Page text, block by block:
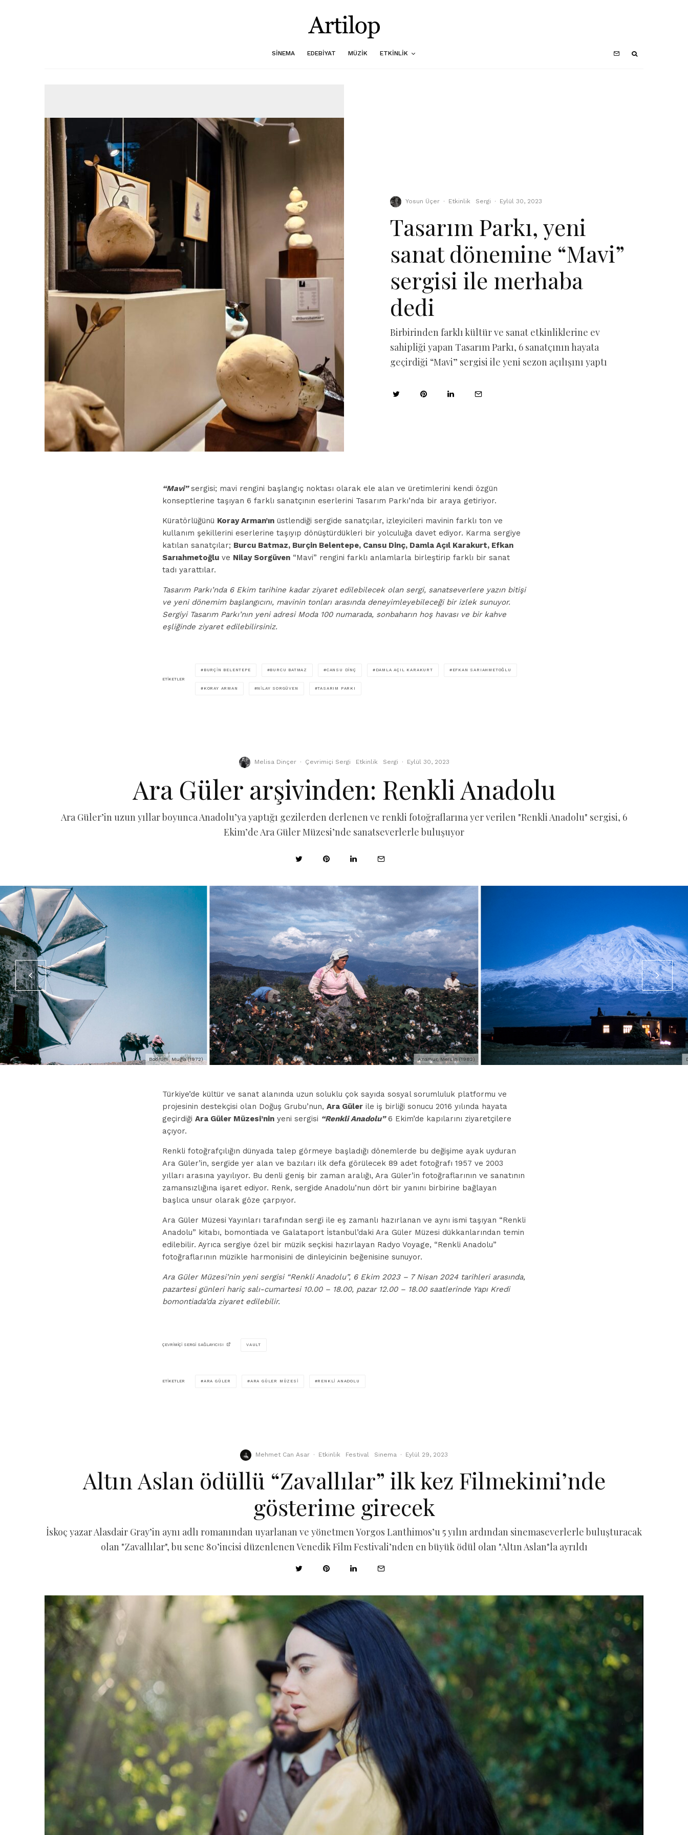
SINEMA EDEBIYAT MÜZIK ETKINLIK
Yosun Üçer · Etkinlik Sergi · Eylül 30, 2023
Tasarım Parkı, yeni
sanat dönemine “Mavi”
sergisi ile merhaba
dedi
Birbirinden farklı kültür ve sanat etkinliklerine ev
sahipliği yapan Tasarım Parkı, 6 sanatçının hayata
geçirdiği “Mavi” sergisi ile yeni sezon açılışını yaptı
“Mavi”sergisi; mavi rengini başlangıç noktası olarak ele alan ve üretimlerini kendi özgün
konseptlerine taşıyan 6 farklı sanatçının eserlerini Tasarım Parkı’nda bir araya getiriyor.
Küratörlüğünü Koray Arman’ın üstlendiği sergide sanatçılar, izleyicileri mavinin farklı ton ve
kullanım şekillerini eserlerine taşıyıp dönüştürdükleri bir yolculuğa davet ediyor. Karma sergiye
katılan sanatçılar; Burcu Batmaz, Burçin Belentepe, Cansu Dinç, Damla Açıl Karakurt, Efkan
Sarıahmetoğlu ve Nilay Sorgüven “Mavi” rengini farklı anlamlarla birleştirip farklı bir sanat
tadı yarattılar.
Tasarım Parkı’nda 6 Ekim tarihine kadar ziyaret edilebilecek olan sergi, sanatseverlere yazın bitişi
ve yeni dönemim başlangıcını, mavinin tonları arasında deneyimleyebileceği bir izlek sunuyor.
Sergiyi Tasarım Parkı’nın yeni adresi Moda 100 numarada, sonbaharın hoş havası ve bir kahve
eşliğinde ziyaret edilebilirsiniz.
ETIKETLER
BURÇIN BELENTEPE BURCU BATMAZ CANSU DINÇ DAMLA AÇIL KARAKURT EFKAN SARIAHMETOĞLU
KORAY ARMAN NILAY SORGÜVEN TASARIM PARKI
Melisa Dinçer · Çevrimiçi Sergi Etkinlik Sergi · Eylül 30, 2023
Ara Güler arşivinden: Renkli Anadolu
Ara Güler’in uzun yıllar boyunca Anadolu’ya yaptığı gezilerden derlenen ve renkli fotoğraflarına yer verilen "Renkli Anadolu" sergisi, 6
Ekim’de Ara Güler Müzesi’nde sanatseverlerle buluşuyor
Anamur, Mersin (1982)
Bodrum, Muğla (1972)
Türkiye’de kültür ve sanat alanında uzun soluklu çok sayıda sosyal sorumluluk platformu ve
projesinin destekçisi olan Doğuş Grubu’nun, Ara Güler ile iş birliği sonucu 2016 yılında hayata
geçirdiği Ara Güler Müzesi’nin yeni sergisi “Renkli Anadolu”6 Ekim’de kapılarını ziyaretçilere
açıyor.
Renkli fotoğrafçılığın dünyada talep görmeye başladığı dönemlerde bu değişime ayak uyduran
Ara Güler’in, sergide yer alan ve bazıları ilk defa görülecek 89 adet fotoğrafı 1957 ve 2003
yılları arasına yayılıyor. Bu denli geniş bir zaman aralığı, Ara Güler’in fotoğraflarının ve sanatının
zamansızlığına işaret ediyor. Renk, sergide Anadolu’nun dört bir yanını birbirine bağlayan
başlıca unsur olarak göze çarpıyor.
Ara Güler Müzesi Yayınları tarafından sergi ile eş zamanlı hazırlanan ve aynı ismi taşıyan “Renkli
Anadolu” kitabı, bomontiada ve Galataport İstanbul’daki Ara Güler Müzesi dükkanlarından temin
edilebilir. Ayrıca sergiye özel bir müzik seçkisi hazırlayan Radyo Voyage, “Renkli Anadolu”
fotoğraflarının müzikle harmonisini de dinleyicinin beğenisine sunuyor.
Ara Güler Müzesi’nin yeni sergisi “Renkli Anadolu”, 6 Ekim 2023 – 7 Nisan 2024 tarihleri arasında,
pazartesi günleri hariç salı-cumartesi 10.00 – 18.00, pazar 12.00 – 18.00 saatlerinde Yapı Kredi
bomontiada’da ziyaret edilebilir.
ÇEVRIMIÇI SERGI SAĞLAYICISI VAULT
ETIKETLER ARA GÜLER ARA GÜLER MÜZESI RENKLI ANADOLU
Mehmet Can Asar · Etkinlik Festival Sinema · Eylül 29, 2023
Altın Aslan ödüllü “Zavallılar” ilk kez Filmekimi’nde
gösterime girecek
İskoç yazar Alasdair Gray’in aynı adlı romanından uyarlanan ve yönetmen Yorgos Lanthimos’u 5 yılın ardından sinemaseverlerle buluşturacak
olan "Zavallılar", bu sene 80’incisi düzenlenen Venedik Film Festivali’nden en büyük ödül olan "Altın Aslan"la ayrıldı